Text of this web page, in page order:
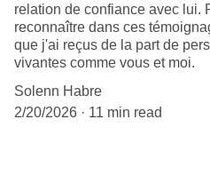
relation de confiance avec lui.
reconnaître dans ces
que j'ai reçus de la part de
vivantes comme vous et moi.
Solenn Habre
2/20/2026
11 min read